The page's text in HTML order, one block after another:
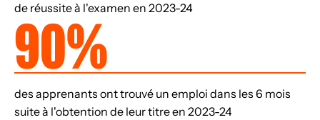
de réussite à l'examen en 2023-24
90%
des apprenants ont trouvé un emploi dans les 6 mois
suite à l'obtention de leur titre en 2023-24